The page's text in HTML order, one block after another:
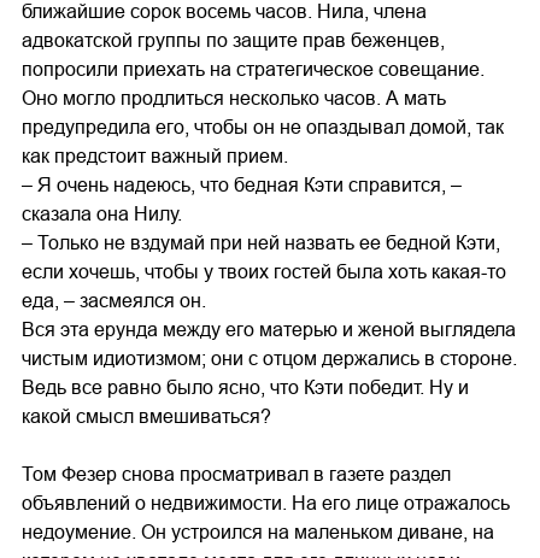
ближайшие сорок восемь часов. Нила, члена
адвокатской группы по защите прав беженцев,
попросили приехать на стратегическое совещание.
Оно могло продлиться несколько часов. А мать
предупредила его, чтобы он не опаздывал домой, так
как предстоит важный прием.
– Я очень надеюсь, что бедная Кэти справится, –
сказала она Нилу.
– Только не вздумай при ней назвать ее бедной Кэти,
если хочешь, чтобы у твоих гостей была хоть какая-то
еда, – засмеялся он.
Вся эта ерунда между его матерью и женой выглядела
чистым идиотизмом; они с отцом держались в стороне.
Ведь все равно было ясно, что Кэти победит. Ну и
какой смысл вмешиваться?
Том Фезер снова просматривал в газете раздел
объявлений о недвижимости. На его лице отражалось
недоумение. Он устроился на маленьком диване, на